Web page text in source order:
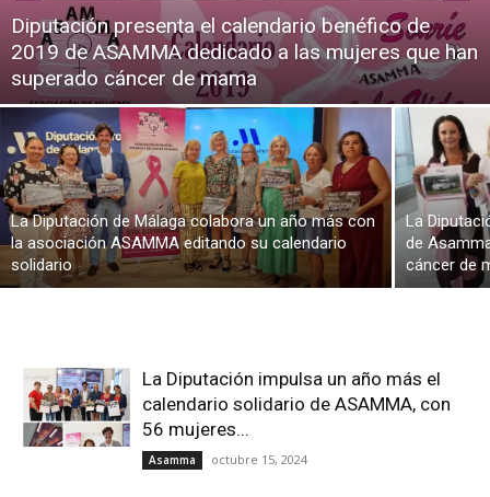
Diputación presenta el calendario benéfico de
2019 de ASAMMA dedicado a las mujeres que han
superado cáncer de mama
La Diputación de Málaga colabora un año más con
la asociación ASAMMA editando su calendario
solidario
La
de
cáncer de
La Diputación impulsa un año más el
calendario solidario de ASAMMA, con
56 mujeres...
Asamma octubre 15, 2024